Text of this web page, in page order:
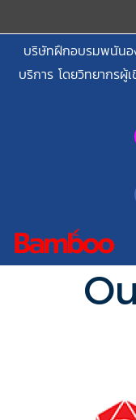
บริษัทฝึกอบรมพนันอ
บริการ โดยวิทยากร